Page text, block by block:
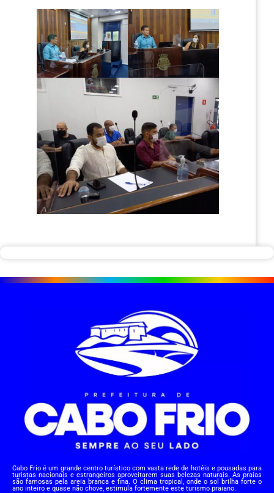
Cabo Frio é um grande centro turístico com vasta rede de hotéis e pousadas para
turistas nacionais e estrangeiros aproveitarem suas belezas naturais. As praias
são famosas pela areia branca e fina. O clima tropical, onde o sol brilha forte o
ano inteiro e quase não chove, estimula fortemente este turismo praiano.